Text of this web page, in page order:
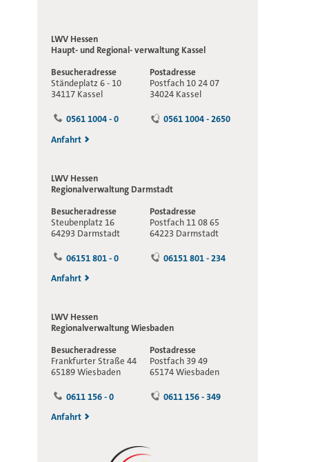
LWV Hessen
Haupt- und Regional-verwaltung Kassel
Besucheradresse
Ständeplatz 6 - 10
34117 Kassel
Postadresse
Postfach 10 24 07
34024 Kassel
0561 1004 - 0
0561 1004 - 2650
Anfahrt
LWV Hessen
Regionalverwaltung Darmstadt
Besucheradresse
Steubenplatz 16
64293 Darmstadt
Postadresse
Postfach 11 08 65
64223 Darmstadt
06151 801 - 0
06151 801 - 234
Anfahrt
LWV Hessen
RegionalverwaltungWiesbaden
Besucheradresse
Frankfurter Straße 44
65189 Wiesbaden
Postadresse
Postfach 39 49
65174 Wiesbaden
0611 156 - 0
0611 156 - 349
Anfahrt